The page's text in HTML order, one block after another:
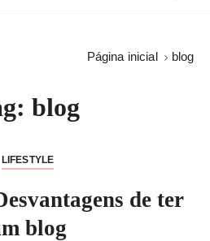
Página inicial blog
blog
LIFESTYLE
de ter
blog